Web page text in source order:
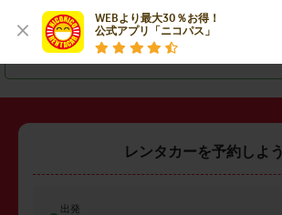
WEBより最大30％お得！
公式アプリ「ニコパス」
盛岡市 ・久慈市
二戸市 ・ 九戸郡軽米町
レンタカーを予約しよう
出発